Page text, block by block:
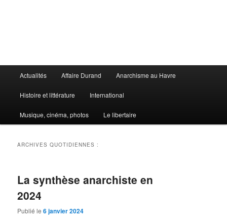
principal
Actualités Affaire Durand Anarchisme au Havre
Histoire et littérature International
Musique, cinéma, photos Le libertaire
ARCHIVES QUOTIDIENNES :
La synthèse anarchiste en
2024
Publié le6 janvier 2024